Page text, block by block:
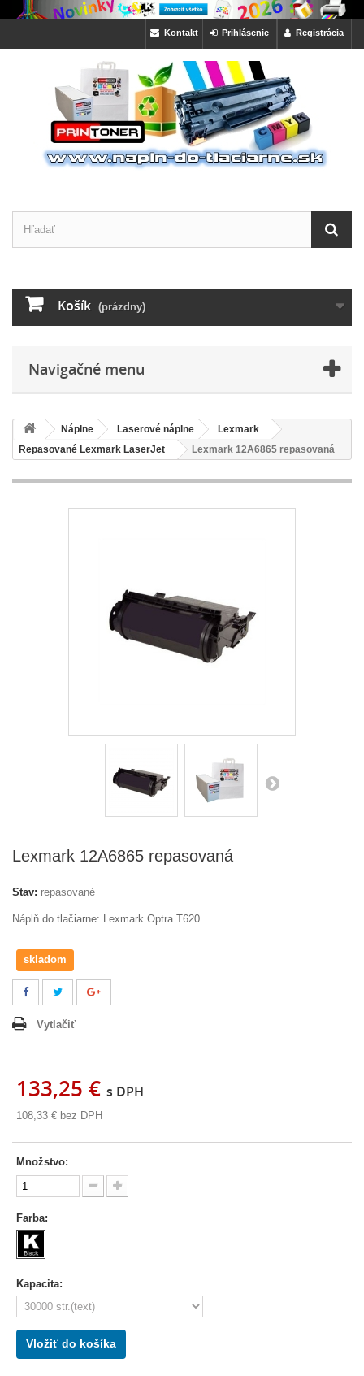
Registrácia
Prihlásenie
Kontakt
Košík (prázdny)
Navigačné menu
Náplne Laserové náplne
Lexmark
Repasované Lexmark LaserJet
Lexmark 12A6865 repasovaná
Lexmark 12A6865 repasovaná
Stav: repasované
Náplň do tlačiarne: Lexmark Optra T620
skladom
Vytlačiť
133,25 € s DPH
108,33 € bez DPH
Množstvo:
Farba:
Kapacita:
Vložiť do košíka